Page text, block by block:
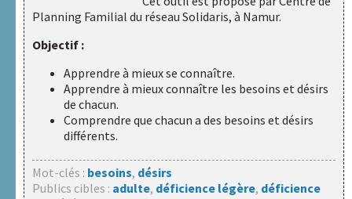
Planning Familial du réseau Solidaris, à Namur.
Objectif :
Apprendre à mieux se connaître.
Apprendre à mieux connaître les besoins et désirs
de chacun.
Comprendre que chacun a des besoins et désirs
différents.
Mot-clés : besoins, désirs
Publics cibles : adulte, déficience légère, déficience